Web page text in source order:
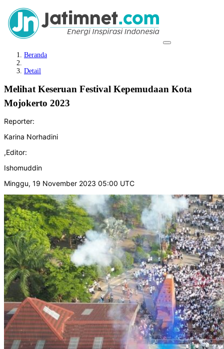
Beranda
Detail
Melihat Keseruan Festival Kepemudaan Kota
Mojokerto 2023
Reporter:
Karina Norhadini
,Editor:
Ishomuddin
Minggu, 19 November 2023 05:00 UTC